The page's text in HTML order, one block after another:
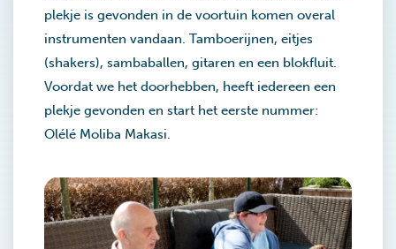
plekje is gevonden in de voortuin komen overal
instrumenten vandaan. Tamboerijnen, eitjes
(shakers), sambaballen, gitaren en een blokfluit.
Voordat we het doorhebben, heeft iedereen een
plekje gevonden en start het eerste nummer:
Olélé Moliba Makasi.